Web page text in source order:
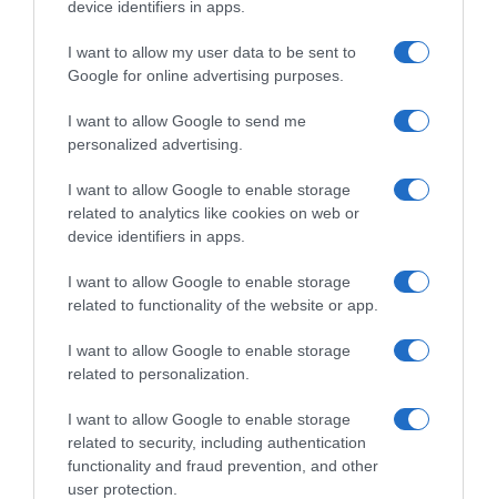
device identifiers in apps.
I want to allow my user data to be sent to
Google for online advertising purposes.
I want to allow Google to send me
personalized advertising.
I want to allow Google to enable storage
related to analytics like cookies on web or
device identifiers in apps.
I want to allow Google to enable storage
related to functionality of the website or app.
I want to allow Google to enable storage
related to personalization.
I want to allow Google to enable storage
related to security, including authentication
functionality and fraud prevention, and other
user protection.
Χρίστος Κούγιας: Ενοχλημένος από
δημοσιεύματα για την προσωπική του
ζωή – Η προειδοποίηση προς τα ΜΜΕ
Ο γιος του Αλέξη Κούγια αποφάσισε να πάρει τη νομική